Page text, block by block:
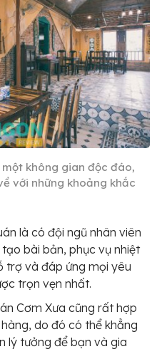
không gian độc đáo,
với những khoảng khắc
là có đội ngũ nhân viên
bài bản, phục vụ nhiệt
trợ và đáp ứng mọi yêu
trọn vẹn nhất.
Cơm Xưa cũng rất hợp
do đó có thể khẳng
lý tưởng để bạn và gia